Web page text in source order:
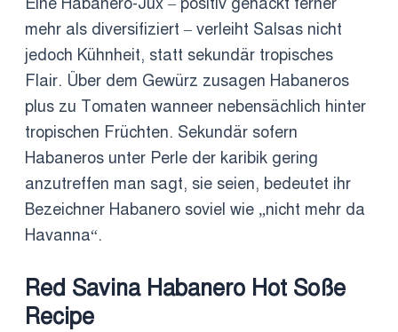
Eine Habanero-Jux – positiv gehackt ferner
mehr als diversifiziert – verleiht Salsas nicht
jedoch Kühnheit, statt sekundär tropisches
Flair. Über dem Gewürz zusagen Habaneros
plus zu Tomaten wanneer nebensächlich hinter
tropischen Früchten. Sekundär sofern
Habaneros unter Perle der karibik gering
anzutreffen man sagt, sie seien, bedeutet ihr
Bezeichner Habanero soviel wie „nicht mehr da
Havanna“.
Red Savina Habanero Hot Soße
Recipe